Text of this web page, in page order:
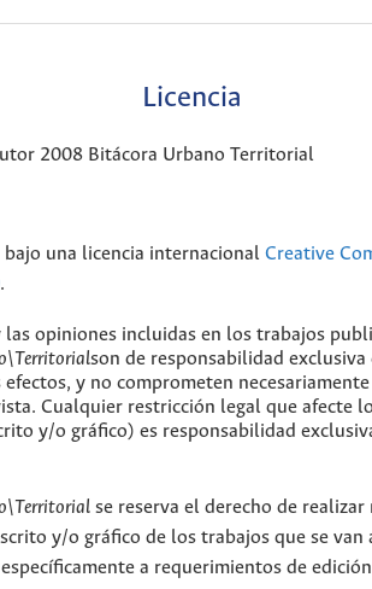
Licencia
2008 Bitácora Urbano Territorial
bajo una licencia internacional Creative
.
las opiniones incluidas en los trabajos
son de responsabilidad exclusiva
y no comprometen
Cualquier restricción legal que afecte
y/o gráfico) es responsabilidad
se reserva el derecho de realizar
y/o gráfico de los trabajos que se van
a requerimientos de